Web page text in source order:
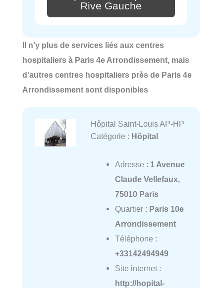
Rive Gauche
Il n'y plus de services liés aux centres
hospitaliers à Paris 4e Arrondissement, mais
d'autres centres hospitaliers près de Paris 4e
Arrondissement sont disponibles
Hôpital Saint-Louis AP-HP
Catégorie : Hôpital
Adresse : 1 Avenue
Claude Vellefaux,
75010 Paris
Quartier : Paris 10e
Arrondissement
Téléphone :
+33142494949
Site internet :
http://hopital-